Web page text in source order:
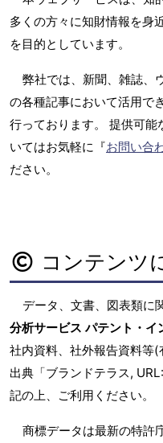
多くの方々に知財情報を身
を目的としています。
弊社では、新聞、雑誌、
の各種記事において活用で
行っております。 提供可
いてはお気軽に『お問い合
ださい。
コンテンツ
データ、文書、図表類に
分析サービス パテント・イ
社内資料、社外報告資料等
出典「ブランドテラス, URL:
記の上、ご利用ください。
商標データは最新の特許